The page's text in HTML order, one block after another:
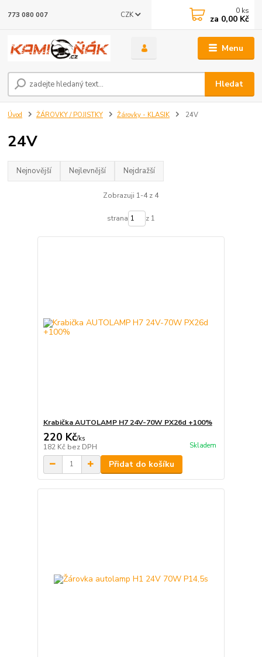
Menu
CZK
Hledat
773 080 007 0 ks
za 0,00 Kč
Úvod ŽÁROVKY / POJISTKY Žárovky - KLASIK 24V
24V
Nejnovější Nejlevnější Nejdražší
Zobrazuji 1-4 z 4
strana z 1
Krabička AUTOLAMP H7 24V-70W PX26d +100%
220 Kč/ks
182 Kč bez DPH Skladem
Přidat do košíku